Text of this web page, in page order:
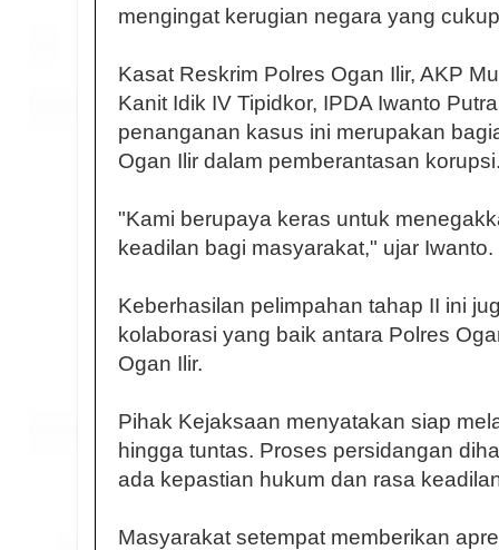
mengingat kerugian negara yang
Kasat Reskrim Polres Ogan Ilir, AKP
Kanit Idik IV Tipidkor, IPDA Iwanto
penanganan kasus ini merupakan
Ogan Ilir dalam pemberantasan
"Kami berupaya keras untuk
keadilan bagi masyarakat," ujar Iwanto.
Keberhasilan pelimpahan tahap II ini
kolaborasi yang baik antara Polres
Ogan Ilir.
Pihak Kejaksaan menyatakan siap
hingga tuntas. Proses persidangan
ada kepastian hukum dan rasa
Masyarakat setempat memberikan